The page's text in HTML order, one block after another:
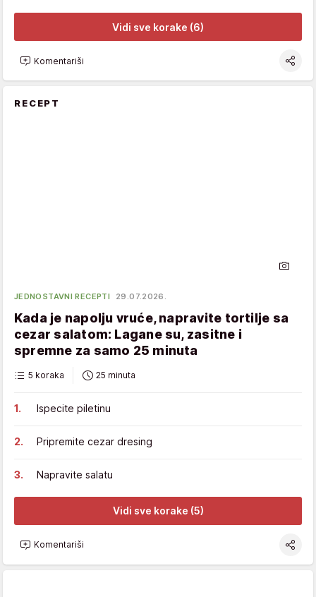
Vidi sve korake (6)
Komentariši
RECEPT
JEDNOSTAVNI RECEPTI 29.07.2026.
Kada je napolju vruće, napravite tortilje sa
cezar salatom: Lagane su, zasitne i
spremne za samo 25 minuta
5 koraka 25 minuta
Ispecite piletinu
Pripremite cezar dresing
Napravite salatu
Vidi sve korake (5)
Komentariši